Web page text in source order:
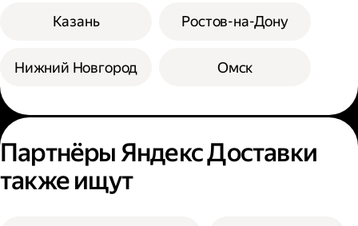
Казань
Нижний Новгород
Ростов-на-Дону
Омск
Партнёры Яндекс Доставки
также ищут